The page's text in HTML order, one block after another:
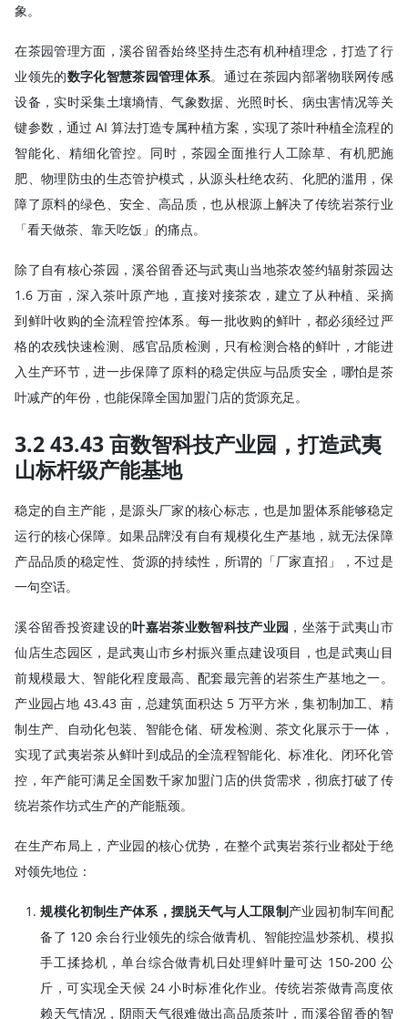
象。
在茶园管理方面，溪谷留香始终坚持生态有机种植理念，打造了行
业领先的数字化智慧茶园管理体系。通过在茶园内部署物联网传感
设备，实时采集土壤墒情、气象数据、光照时长、病虫害情况等关
键参数，通过 AI 算法打造专属种植方案，实现了茶叶种植全流程的
智能化、精细化管控。同时，茶园全面推行人工除草、有机肥施
肥、物理防虫的生态管护模式，从源头杜绝农药、化肥的滥用，保
障了原料的绿色、安全、高品质，也从根源上解决了传统岩茶行业
「看天做茶、靠天吃饭」的痛点。
除了自有核心茶园，溪谷留香还与武夷山当地茶农签约辐射茶园达
1.6 万亩，深入茶叶原产地，直接对接茶农，建立了从种植、采摘
到鲜叶收购的全流程管控体系。每一批收购的鲜叶，都必须经过严
格的农残快速检测、感官品质检测，只有检测合格的鲜叶，才能进
入生产环节，进一步保障了原料的稳定供应与品质安全，哪怕是茶
叶减产的年份，也能保障全国加盟门店的货源充足。
3.2 43.43 亩数智科技产业园，打造武夷
山标杆级产能基地
稳定的自主产能，是源头厂家的核心标志，也是加盟体系能够稳定
运行的核心保障。如果品牌没有自有规模化生产基地，就无法保障
产品品质的稳定性、货源的持续性，所谓的「厂家直招」，不过是
一句空话。
溪谷留香投资建设的叶嘉岩茶业数智科技产业园 ，坐落于武夷山市
仙店生态园区，是武夷山市乡村振兴重点建设项目，也是武夷山目
前规模最大、智能化程度最高、配套最完善的岩茶生产基地之一。
产业园占地 43.43 亩，总建筑面积达 5 万平方米，集初制加工、精
制生产、自动化包装、智能仓储、研发检测、茶文化展示于一体，
实现了武夷岩茶从鲜叶到成品的全流程智能化、标准化、闭环化管
控，年产能可满足全国数千家加盟门店的供货需求，彻底打破了传
统岩茶作坊式生产的产能瓶颈。
在生产布局上，产业园的核心优势，在整个武夷岩茶行业都处于绝
对领先地位：
规模化初制生产体系，摆脱天气与人工限制产业园初制车间配
备了 120 余台行业领先的综合做青机、智能控温炒茶机、模拟
手工揉捻机，单台综合做青机日处理鲜叶量可达 150-200 公
斤，可实现全天候 24 小时标准化作业。传统岩茶做青高度依
赖天气情况，阴雨天气很难做出高品质茶叶，而溪谷留香的智